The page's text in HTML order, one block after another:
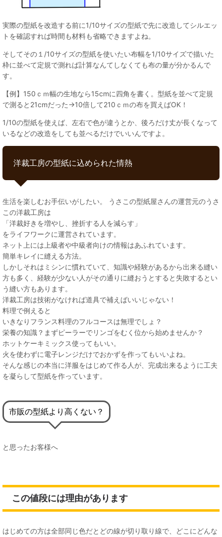
実際の型紙を改造する前に1/10サイズの型紙で先に改造してシルエッ
トを確認すれば時間も材料も省略できますよね。
そしてその１/10サイズの型紙を使いたい布幅を1/10サイズで描いた
枠に並べて定規で測れば計算なんてしなくても布の量が分かるんで
す。
【例】150ｃｍ幅の生地なら15cmに四角を書く。型紙を並べて定規
で測ると21cmだった→10倍して210ｃｍの布を買えばOK！
1/10の型紙を使えば、左右で色が違うとか、後ろだけ丈が長くなって
いるなどの改造をしても並べるだけでいいんですよ。
洋裁工房の型紙に込められた情熱
生活を楽しむお手伝いがしたい。 うさこの型紙屋さんの運営元のうさ
この洋裁工房は
「洋裁好きを増やし、挫折する人を減らす」
をライフワークに運営されています。
ネット上には上級者や中級者向けの情報はあふれています。
簡単キレイに縫える方法。
しかしそれはミシンに慣れていて、知識や経験があるから出来る縫い
方も多く、経験が少ない人がその通りに縫おうとすると失敗するとい
う縫い方もあります。
洋裁工房は技術がなければ道具で補えばいいじゃない！
料理で例えると
いきなりフランス料理のフルコースは無理でしょ？
栄養の知識？まずピーラーでリンゴをむく位から始めませんか？
ホットケーキミックス使ってもいい。
火を使わずに電子レンジだけでおかずを作ってもいいよね。
そんな感じの本当に洋服をはじめて作る人が、完成出来るように工夫
を凝らして型紙を作っています。
市販の型紙より高くない？
と思ったお客様へ
この値段には理由があります
はじめての方は全部同じ色だとどの線が切り取り線で、どこにどんな